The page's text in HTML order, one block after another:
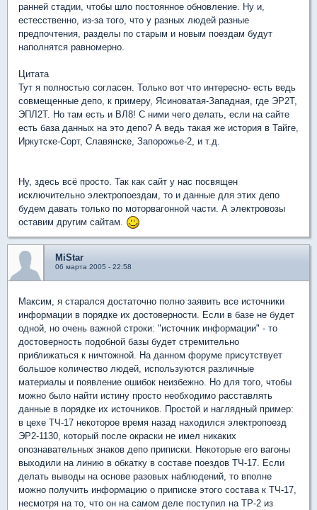
ранней стадии, чтобы шло постоянное обновление. Ну и,
естесственно, из-за того, что у разных людей разные
предпочтения, разделы по старым и новым поездам будут
наполнятся равномерно.
Цитата
Тут я полностью согласен. Только вот что интересно- есть ведь
совмещенные депо, к примеру, Ясиноватая-Западная, где ЭР2Т,
ЭПЛ2Т. Но там есть и ВЛ8! С ними чего делать, если на сайте
есть база данных на это депо? А ведь такая же история в Тайге,
Иркутске-Сорт, Славянске, Запорожье-2, и т.д.
Ну, здесь всё просто. Так как сайт у нас посвящен
исключительно электропоездам, то и данные для этих депо
будем давать только по моторвагонной части. А электровозы
оставим другим сайтам.
MiStar
06 марта 2005 - 22:58
Максим, я старался достаточно полно заявить все источники
информации в порядке их достоверности. Если в базе не будет
одной, но очень важной строки: "источник информации" - то
достоверность подобной базы будет стремительно
приближаться к ничтожной. На данном форуме присутствует
большое количество людей, используются различные
материалы и появление ошибок неизбежно. Но для того, чтобы
можно было найти истину просто необходимо расставлять
данные в порядке их источников. Простой и наглядный пример:
в цехе ТЧ-17 некоторое время назад находился электропоезд
ЭР2-1130, который после окраски не имел никаких
опознавательных знаков депо приписки. Некоторые его вагоны
выходили на линию в обкатку в составе поездов ТЧ-17. Если
делать выводы на основе разовых наблюдений, то вполне
можно получить информацию о приписке этого состава к ТЧ-17,
несмотря на то, что он на самом деле поступил на ТР-2 из